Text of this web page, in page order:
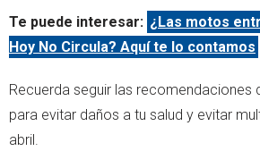
Te puede interesar: ¿Las motos
Hoy No Circula? Aquí te lo contamos
Recuerda seguir las recomendaciones
para evitar daños a tu salud y evitar
abril.